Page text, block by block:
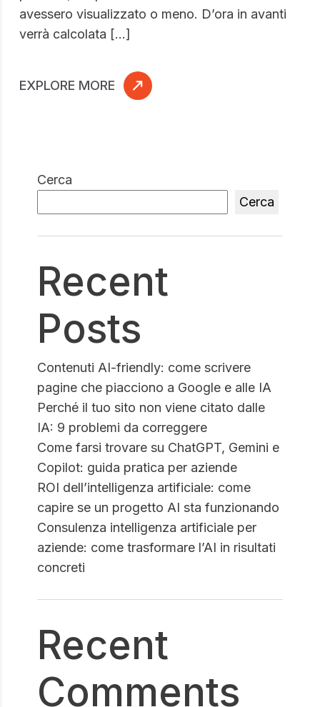
avessero visualizzato o meno. D’ora in avanti
verrà calcolata […]
EXPLORE MORE
Cerca
Cerca
Recent
Posts
Contenuti AI-friendly: come scrivere
pagine che piacciono a Google e alle IA
Perché il tuo sito non viene citato dalle
IA: 9 problemi da correggere
Come farsi trovare su ChatGPT, Gemini e
Copilot: guida pratica per aziende
ROI dell’intelligenza artificiale: come
capire se un progetto AI sta funzionando
Consulenza intelligenza artificiale per
aziende: come trasformare l’AI in risultati
concreti
Recent
Comments